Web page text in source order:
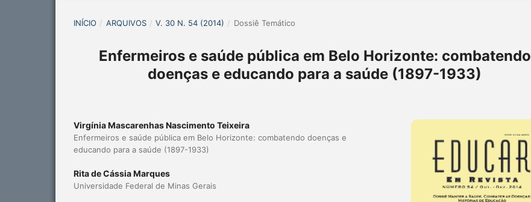
INÍCIO / ARQUIVOS / V. 30 N. 54 (2014) / Dossiê Temático
Enfermeiros e saúde pública em Belo Horizonte: combatendo
doenças e educando para a saúde (1897-1933)
Virgínia Mascarenhas Nascimento Teixeira
Enfermeiros e saúde pública em Belo Horizonte: combatendo doenças e
educando para a saúde (1897-1933)
Rita de Cássia Marques
Universidade Federal de Minas Gerais